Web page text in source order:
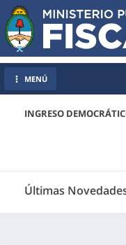
INGRESO
Últimas
MENÚ